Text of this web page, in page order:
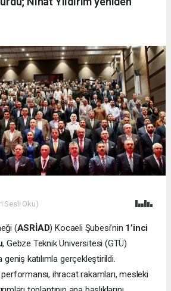
Sesli Oku)
(ASRİAD) Kocaeli Şubesi’nin 1’inci
, Gebze Teknik Üniversitesi (GTÜ)
katılımla gerçekleştirildi.
ihracat rakamları, mesleki